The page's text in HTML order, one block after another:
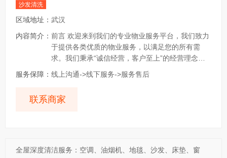
沙发清洗
区域地址： 武汉
内容简介： 前言 欢迎来到我们的专业物业服务平台，我们致力
于提供各类优质的物业服务，以满足您的所有需
求。我们秉承“诚信经营，客户至上”的经营理念，
为您提供一站式服务，让您省心省力。 服务保障 我
们的服务保障体系为您提供全方位的安心保障： 电
详细的服务介绍和解答您的疑问。 支付定金：在您
服务保障： 线上沟通->线下服务->服务售后
联系商家
全屋深度清洁服务：空调、油烟机、地毯、沙发、床垫、窗